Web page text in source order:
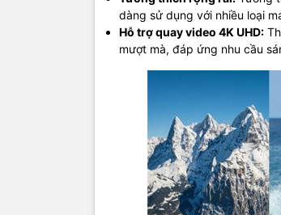
dàng sử dụng với nhiều loại
Hỗ trợ quay video 4K UHD:
mượt mà, đáp ứng nhu cầu